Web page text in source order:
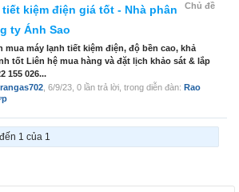
Chủ đề
tiết kiệm điện giá tốt - Nhà phân
ty Ánh Sao
mua máy lạnh tiết kiệm điện, độ bền cao, khả
tốt Liên hệ mua hàng và đặt lịch khảo sát & lắp
155 026...
6/9/23 , 0 lần trả lời, trong diễn đàn: Rao
1 của 1